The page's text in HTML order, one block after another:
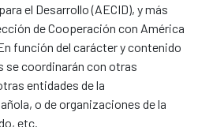
el Desarrollo (AECID), y más
de Cooperación con América
función del carácter y contenido
se coordinarán con otras
entidades de la
o de organizaciones de la
etc.